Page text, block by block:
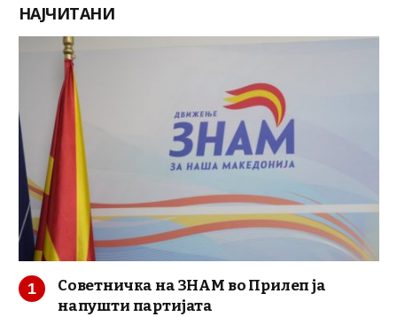
НАЈЧИТАНИ
Советничка на ЗНАМ во Прилеп ја
напушти партијата